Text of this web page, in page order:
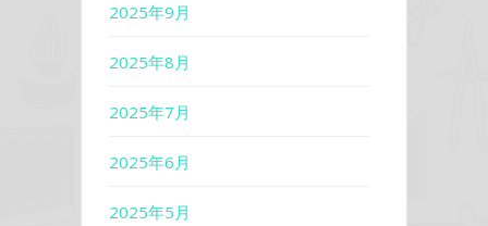
2025年9月
2025年8月
2025年7月
2025年6月
2025年5月